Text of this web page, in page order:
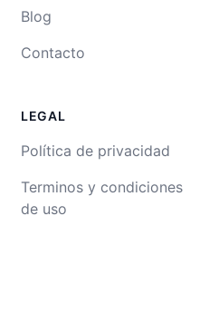
Blog
Contacto
LEGAL
Política de privacidad
Terminos y condiciones
de uso